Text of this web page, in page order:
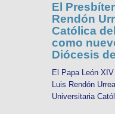
El
Rendón
Católica
como
Diócesis
El Papa León
Luis Rendón
Universitaria